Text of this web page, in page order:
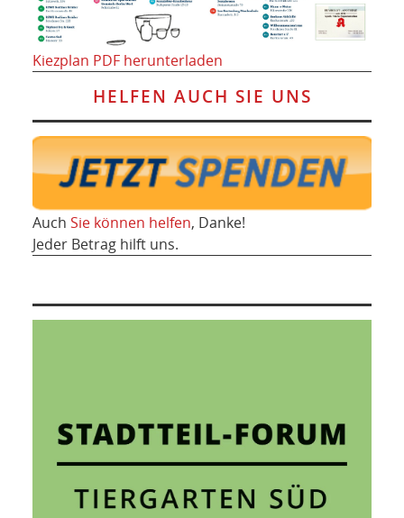
Kiezplan PDF herunterladen
HELFEN AUCH SIE UNS
Auch Sie können helfen, Danke!
Jeder Betrag hilft uns.